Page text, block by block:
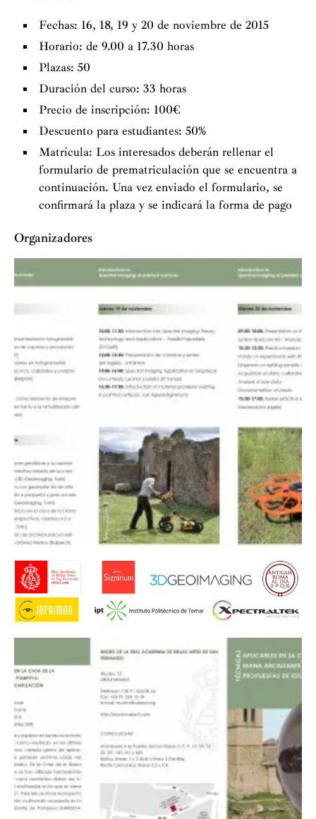
Fechas: 16, 18, 19 y 20 de noviembre de 2015
Horario: de 9.00 a 17.30 horas
Plazas: 50
Duración del curso: 33 horas
Precio de inscripción: 100€
Descuento para estudiantes: 50%
Matrícula: Los interesados deberán rellenar el
formulario de prematriculación que se encuentra a
continuación. Una vez enviado el formulario, se
confirmará la plaza y se indicará la forma de pago
Organizadores